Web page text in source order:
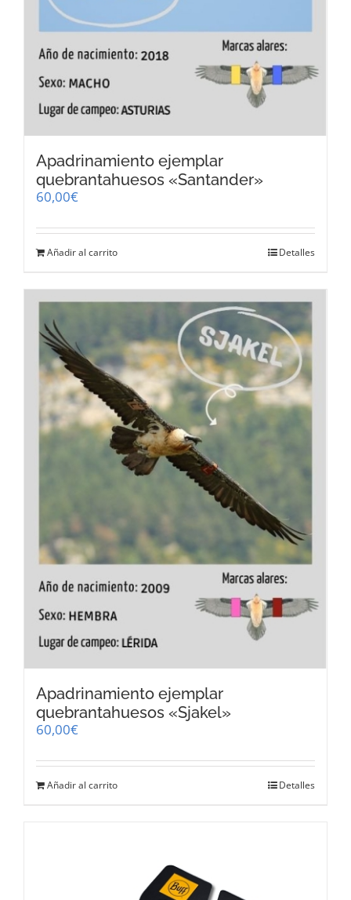
Apadrinamiento ejemplar
quebrantahuesos «Santander»
60,00€
Añadir al carrito Detalles
Apadrinamiento ejemplar
quebrantahuesos «Sjakel»
60,00€
Añadir al carrito Detalles